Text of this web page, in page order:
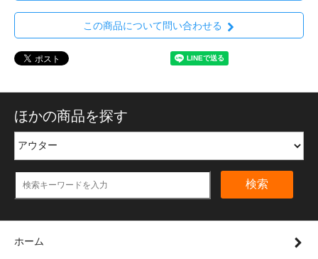
この商品について問い合わせる
ほかの商品を探す
検索
ホーム